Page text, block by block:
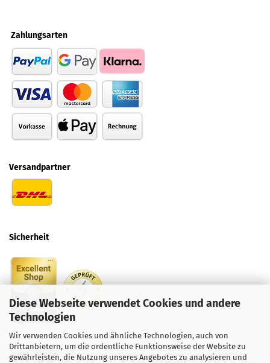
Diese Webseite verwendet Cookies und andere
Technologien
Wir verwenden Cookies und ähnliche Technologien, auch von
Drittanbietern, um die ordentliche Funktionsweise der Website zu
gewährleisten, die Nutzung unseres Angebotes zu analysieren und
Zahlungsarten
Versandpartner
Sicherheit
Social Media